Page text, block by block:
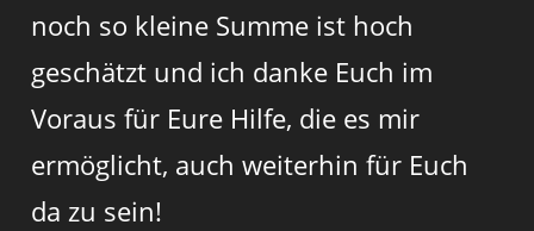
noch so kleine Summe ist hoch
geschätzt und ich danke Euch im
Voraus für Eure Hilfe, die es mir
ermöglicht, auch weiterhin für Euch
da zu sein!